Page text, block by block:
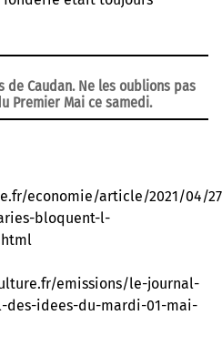
Caudan. Ne les oublions pas
Premier Mai ce samedi.
economie/article/2021/04/
bloquent-l-
emissions/le-journal-
idees-du-mardi-01-mai-